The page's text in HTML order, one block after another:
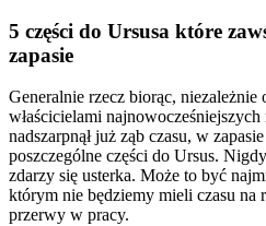
5 części do Ursusa które
zapasie
Generalnie rzecz biorąc, niezależnie
właścicielami
nadszarpnął już ząb czasu, w
poszczególne części do Ursus.
zdarzy się usterka. Może to być
którym nie będziemy mieli czasu na
przerwy w pracy.